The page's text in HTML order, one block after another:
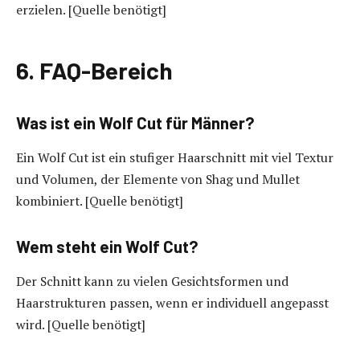
erzielen. [Quelle benötigt]
6. FAQ-Bereich
Was ist ein Wolf Cut für Männer?
Ein Wolf Cut ist ein stufiger Haarschnitt mit viel Textur
und Volumen, der Elemente von Shag und Mullet
kombiniert. [Quelle benötigt]
Wem steht ein Wolf Cut?
Der Schnitt kann zu vielen Gesichtsformen und
Haarstrukturen passen, wenn er individuell angepasst
wird. [Quelle benötigt]